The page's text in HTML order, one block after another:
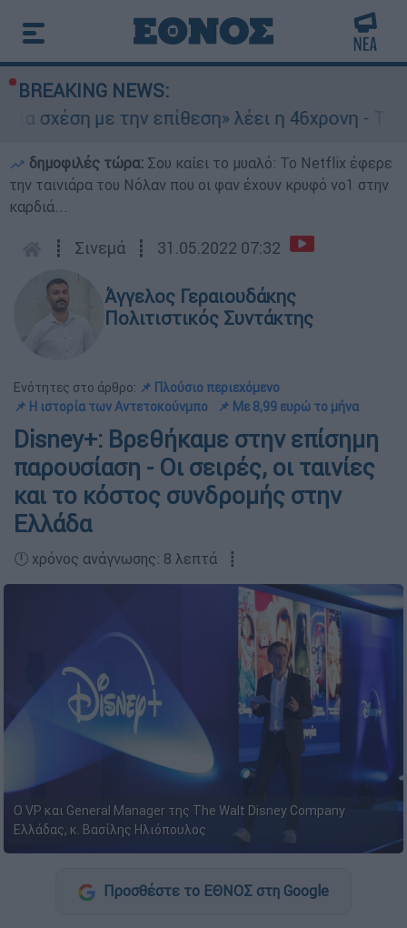
BREAKING NEWS:
την επίθεση» λέει η 46χρονη - Τι
δημοφιλές τώρα: Σου καίει το μυαλό: Το Netflix έφερε
την ταινιάρα του Νόλαν που οι φαν έχουν κρυφό νο1 στην
καρδιά...
┋ Σινεμά ┋ 31.05.2022 07:32
Άγγελος Γεραιουδάκης
Πολιτιστικός Συντάκτης
Ενότητες στο άρθρο: 📌 Πλούσιο περιεχόμενο
📌 Η ιστορία των Αντετοκούνμπο
📌 Με 8,99 ευρώ το μήνα
Disney+: Βρεθήκαμε στην επίσημη
παρουσίαση - Οι σειρές, οι ταινίες
και το κόστος συνδρομής στην
Ελλάδα
🕛 χρόνος ανάγνωσης: 8 λεπτά ┋
Ο VP και General Manager της The Walt Disney Company
Ελλάδας, κ. Βασίλης Ηλιόπουλος
Προσθέστε το ΕΘΝΟΣ στη Google